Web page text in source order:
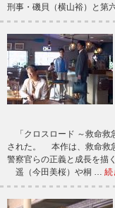
刑事・磯貝（横山裕）と第
「クロスロード ～救命救
された。 本作は、救命救
警察官らの正義と成長を描
遥（今田美桜）や桐 … 続